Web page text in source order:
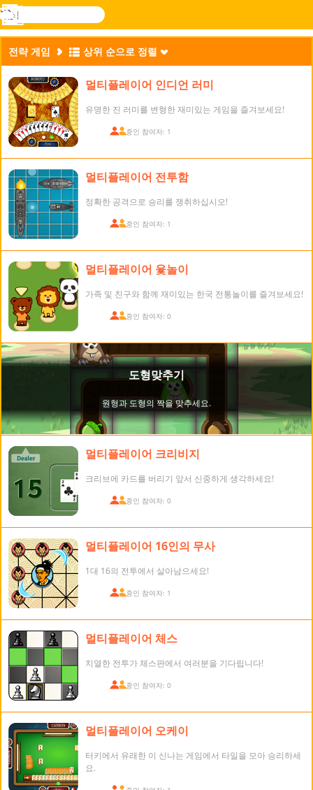
Novel
검
색
로그
메
뉴
전략 게임 상위 순으로 정렬
멀티플레이어 인디언 러미
유명한 진 러미를 변형한 재미있는 게임을 즐겨보세요!
접속 중인 참여자: 1
멀티플레이어 전투함
정확한 공격으로 승리를 쟁취하십시오!
접속 중인 참여자: 1
멀티플레이어 윷놀이
가족 및 친구와 함께 재미있는 한국 전통놀이를 즐겨보세요!
접속 중인 참여자: 0
멀티플레이어 크리비지
크리브에 카드를 버리기 앞서 신중하게 생각하세요!
접속 중인 참여자: 0
멀티플레이어 16인의 무사
1대 16의 전투에서 살아남으세요!
접속 중인 참여자: 1
멀티플레이어 체스
치열한 전투가 체스판에서 여러분을 기다립니다!
접속 중인 참여자: 0
멀티플레이어 오케이
터키에서 유래한 이 신나는 게임에서 타일을 모아 승리하세
요.